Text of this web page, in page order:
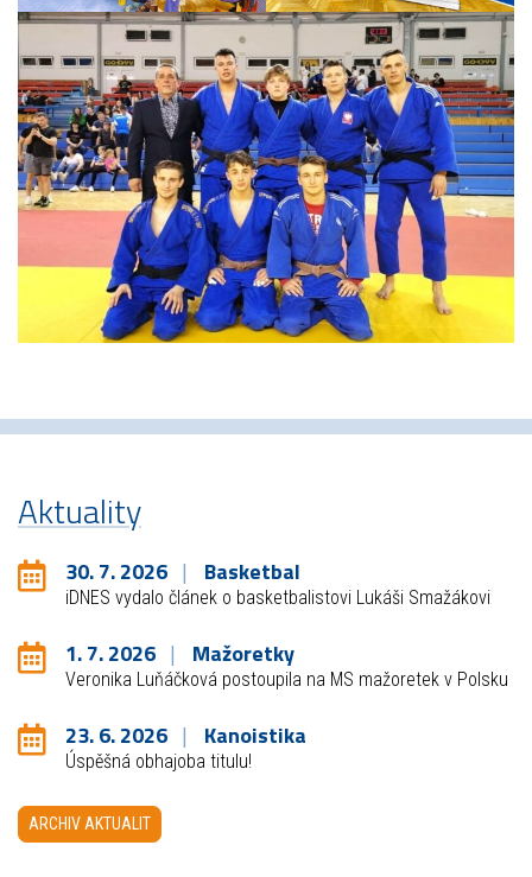
Aktuality
30. 7. 2026 Basketbal
iDNES vydalo článek o basketbalistovi Lukáši Smažákovi
1. 7. 2026 Mažoretky
Veronika Luňáčková postoupila na MS mažoretek v Polsku
23. 6. 2026 Kanoistika
Úspěšná obhajoba titulu!
ARCHIV AKTUALIT